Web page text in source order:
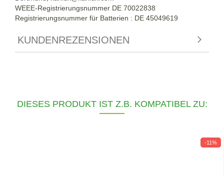
WEEE-Registrierungsnummer DE 70022838
Registrierungsnummer für Batterien : DE 45049619
KUNDENREZENSIONEN
DIESES PRODUKT IST Z.B. KOMPATIBEL ZU:
-11%